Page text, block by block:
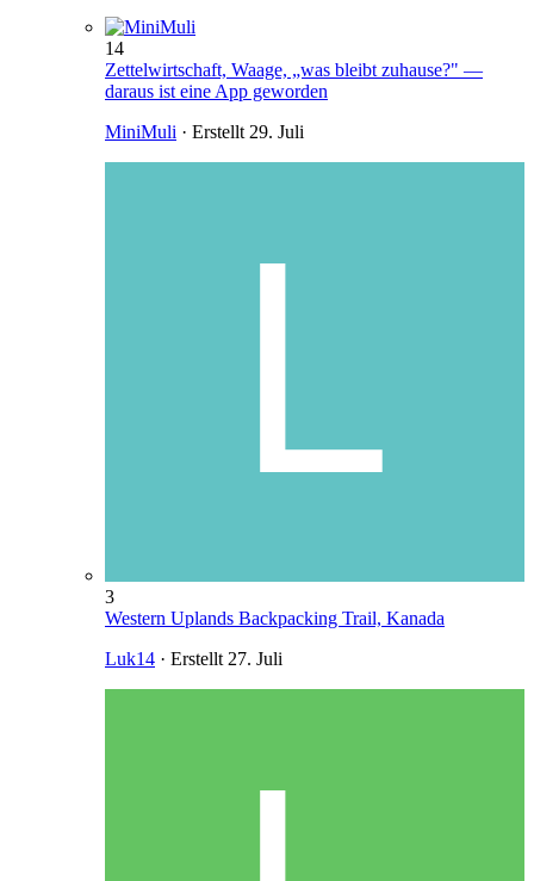
14
Zettelwirtschaft, Waage, „was bleibt zuhause?" —
daraus ist eine App geworden
MiniMuli · Erstellt 29. Juli
3
Western Uplands Backpacking Trail, Kanada
Luk14 · Erstellt 27. Juli